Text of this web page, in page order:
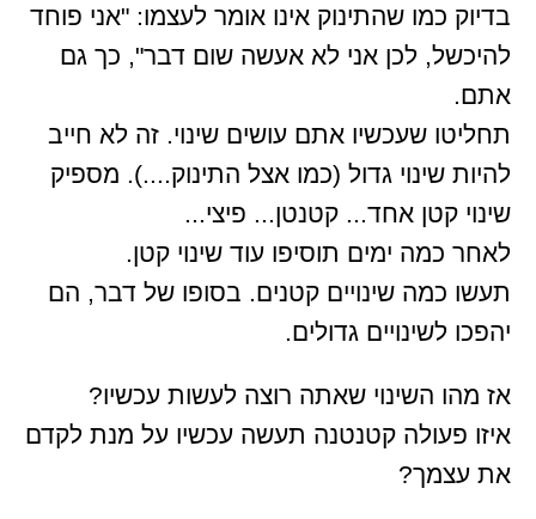
בדיוק כמו שהתינוק אינו אומר לעצמו: "אני פוחד
להיכשל, לכן אני לא אעשה שום דבר", כך גם
אתם.
תחליטו שעכשיו אתם עושים שינוי. זה לא חייב
להיות שינוי גדול (כמו אצל התינוק....). מספיק
שינוי קטן אחד... קטנטן... פיצי...
לאחר כמה ימים תוסיפו עוד שינוי קטן.
תעשו כמה שינויים קטנים. בסופו של דבר, הם
יהפכו לשינויים גדולים.
אז מהו השינוי שאתה רוצה לעשות עכשיו?
איזו פעולה קטנטנה תעשה עכשיו על מנת לקדם
את עצמך?